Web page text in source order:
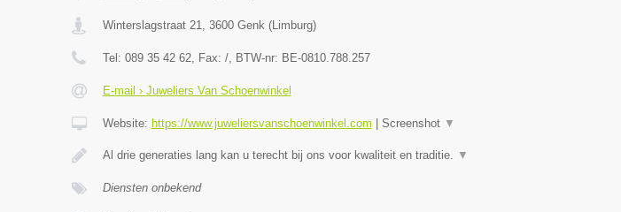
Winterslagstraat 21, 3600 Genk(Limburg)
Tel: 089 35 42 62, Fax: /, BTW-nr: BE-0810.788.257
E-mail › Juweliers Van Schoenwinkel
Website: https://www.juweliersvanschoenwinkel.com Screenshot ▼
Al drie generaties lang kan u terecht bij ons voor kwaliteit en traditie. ▼
Diensten onbekend